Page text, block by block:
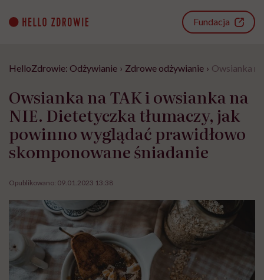
content
Fundacja
HelloZdrowie: Odżywianie › Zdrowe odżywianie › Owsianka
Owsianka na TAK i owsianka na
NIE. Dietetyczka tłumaczy, jak
powinno wyglądać prawidłowo
skomponowane śniadanie
Opublikowano: 09.01.2023 13:38